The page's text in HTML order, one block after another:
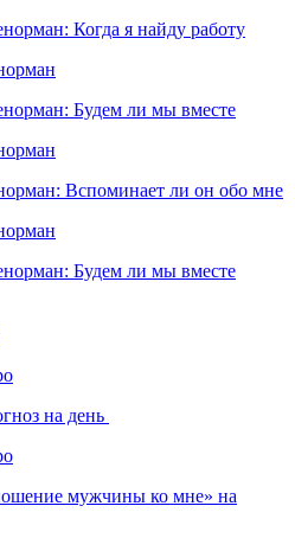
Когда я найду работу
Будем ли мы вместе
Вспоминает ли он обо мне
Будем ли мы вместе
на день
мужчины ко мне» на